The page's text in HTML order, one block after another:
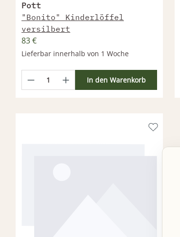
Pott
"Bonito" Kinderlöffel
versilbert
83 €
Lieferbar innerhalb von 1 Woche
In den Warenkorb